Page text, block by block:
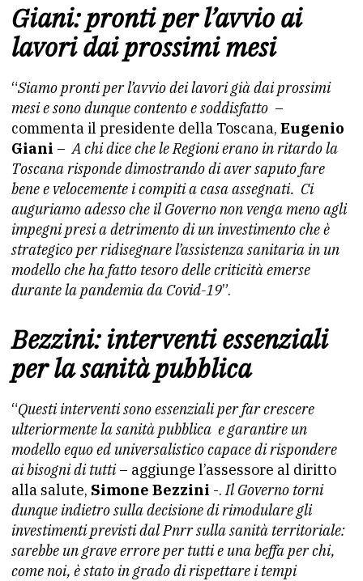
Giani: pronti per l’avvio ai
lavori dai prossimi mesi
“Siamo pronti per l’avvio dei lavori già dai prossimi
mesi e sono dunque contento e soddisfatto –
commenta il presidente della Toscana, Eugenio
Giani – A chi dice che le Regioni erano in ritardo la
Toscana risponde dimostrando di aver saputo fare
bene e velocemente i compiti a casa assegnati. Ci
auguriamo adesso che il Governo non venga meno agli
impegni presi a detrimento di un investimento che è
strategico per ridisegnare l’assistenza sanitaria in un
modello che ha fatto tesoro delle criticità emerse
durante la pandemia da Covid-19”.
Bezzini: interventi essenziali
per la sanità pubblica
“Questi interventi sono essenziali per far crescere
ulteriormente la sanità pubblica e garantire un
modello equo ed universalistico capace di rispondere
ai bisogni di tutti– aggiunge l’assessore al diritto
alla salute, Simone Bezzini -.Il Governo torni
dunque indietro sulla decisione di rimodulare gli
investimenti previsti dal Pnrr sulla sanità territoriale:
sarebbe un grave errore per tutti e una beffa per chi,
come noi, è stato in grado di rispettare i tempi